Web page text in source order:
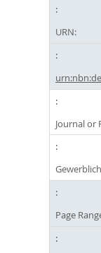
URN:
Journal or
Page